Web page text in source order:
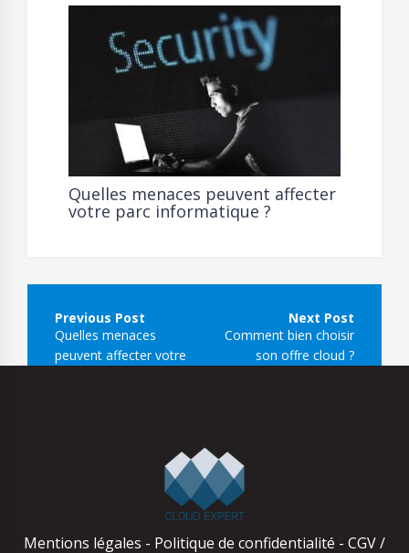
Quelles menaces peuvent affecter
votre parc informatique ?
de
l’article
Quelles menaces
peuvent affecter votre
Comment bien choisir
son offre cloud ?
Mentions légales - Politique de confidentialité - CGV /